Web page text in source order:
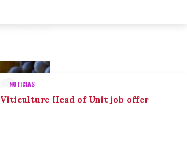
NOTICIAS
Viticulture Head of Unit job offer